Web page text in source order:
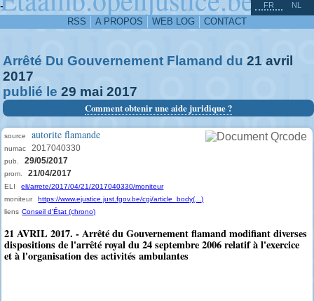
-
RSS A PROPOS WEB LOG CONTACT
FR NL
Arrêté Du Gouvernement Flamand du 21 avril
2017
publié le 29 mai 2017
Comment obtenir une aide juridique ?
source autorite flamande
numac 2017040330
pub. 29/05/2017
prom. 21/04/2017
ELI
eli/arrete/2017/04/21/2017040330/moniteur
moniteur
https://www.ejustice.just.fgov.be/cgi/article_body(...)
liens Conseil d'État (chrono)
21 AVRIL 2017. - Arrêté du Gouvernement flamand modifiant diverses
dispositions de l'arrêté royal du 24 septembre 2006 relatif à l'exercice
et à l'organisation des activités ambulantes
^